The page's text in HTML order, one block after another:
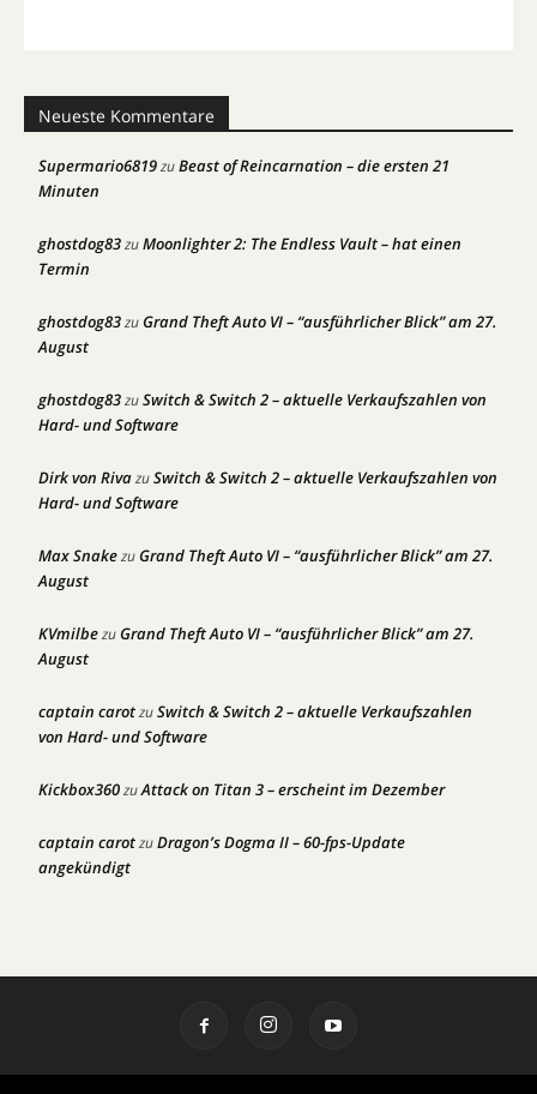
Neueste Kommentare
Supermario6819zuBeast of Reincarnation – die ersten 21
Minuten
ghostdog83zuMoonlighter 2: The Endless Vault – hat einen
Termin
ghostdog83zuGrand Theft Auto VI – “ausführlicher Blick” am 27.
August
ghostdog83zuSwitch & Switch 2 – aktuelle Verkaufszahlen von
Hard- und Software
Dirk von RivazuSwitch & Switch 2 – aktuelle Verkaufszahlen von
Hard- und Software
Max SnakezuGrand Theft Auto VI – “ausführlicher Blick” am 27.
August
KVmilbezuGrand Theft Auto VI – “ausführlicher Blick” am 27.
August
captain carotzuSwitch & Switch 2 – aktuelle Verkaufszahlen
von Hard- und Software
Kickbox360zuAttack on Titan 3 – erscheint im Dezember
captain carotzuDragon’s Dogma II – 60-fps-Update
angekündigt